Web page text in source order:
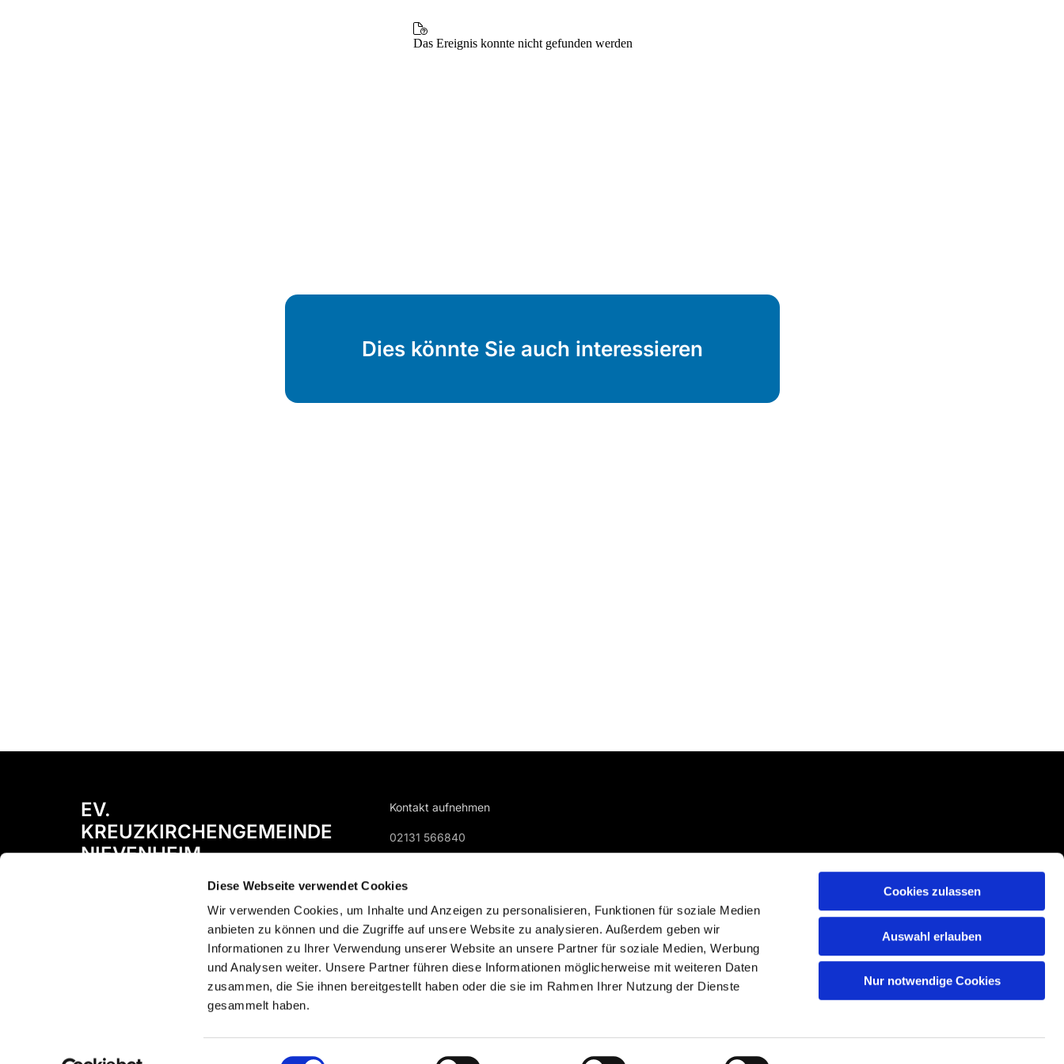
Diese Webseite verwendet Cookies
Wir verwenden Cookies, um Inhalte und Anzeigen zu personalisieren, Funktionen für soziale Medien
anbieten zu können und die Zugriffe auf unsere Website zu analysieren. Außerdem geben wir
Informationen zu Ihrer Verwendung unserer Website an unsere Partner für soziale Medien, Werbung
und Analysen weiter. Unsere Partner führen diese Informationen möglicherweise mit weiteren Daten
zusammen, die Sie ihnen bereitgestellt haben oder die sie im Rahmen Ihrer Nutzung der Dienste
gesammelt haben.
Einwilligungsauswahl
Cookies zulassen
Auswahl erlauben
Nur notwendige Cookies
Dies könnte Sie auch interessieren
EV.
KREUZKIRCHENGEMEINDE
NIEVENHEIM
Kontakt aufnehmen
02131 566840
Impressum Datenschutzerklärung ChurchDesk-Login